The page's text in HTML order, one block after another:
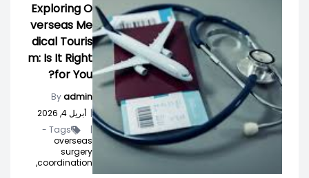
Exploring O
verseas Me
dical Touris
m: Is It Right
for You?
Byadmin
| أبريل 4, 2026
|
Tags -
overseas
surgery
coordination,